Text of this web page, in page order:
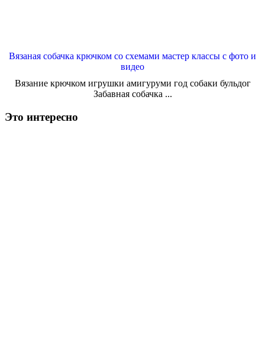
Вязаная собачка крючком со схемами мастер классы с фото и
видео
Вязание крючком игрушки амигуруми год собаки бульдог
Забавная собачка ...
Это интересно